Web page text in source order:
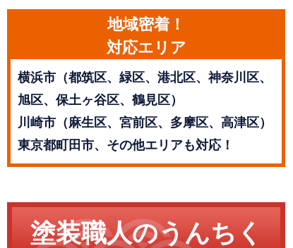
地域密着！
対応エリア
横浜市（都筑区、緑区、港北区、神奈川区、
旭区、保土ヶ谷区、鶴見区）
川崎市（麻生区、宮前区、多摩区、高津区）
東京都町田市、その他エリアも対応！
塗装職人のうんちく